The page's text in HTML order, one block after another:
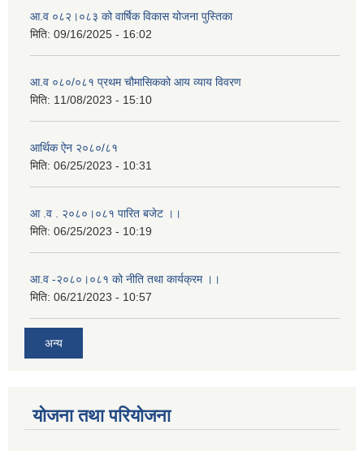
आ.व ०८२।०८३ को वार्षिक विकास योजना पुस्तिका
मिति: 09/16/2025 - 16:02
आ.व ०८०/०८१ प्रथम चौमासिकको आय व्याय विवरण
मिति: 11/08/2023 - 15:10
आर्थिक ऐन २०८०/८१
मिति: 06/25/2023 - 10:31
आ .व . २०८०।०८१ पारित बजेट ।।
मिति: 06/25/2023 - 10:19
आ.व -२०८०।०८१ को नीति तथा कार्यक्रम ।।
मिति: 06/21/2023 - 10:57
अन्य
योजना तथा परियोजना